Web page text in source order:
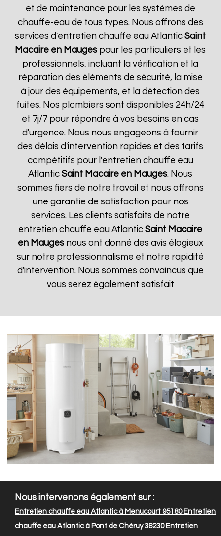
et de maintenance pour les systèmes de
chauffe-eau de tous types. Nous offrons des
services d'entretien chauffe eau AtlanticSaint
Macaire en Mauges pour les particuliers et les
professionnels, incluant la vérification et la
réparation des éléments de sécurité, la mise
à jour des équipements, et la détection des
fuites. Nos plombiers sont disponibles 24h/24
et 7j/7 pour répondre à vos besoins en cas
d'urgence. Nous nous engageons à fournir
des délais d'intervention rapides et des tarifs
compétitifs pour l'entretien chauffe eau
AtlanticSaint Macaire en Mauges. Nous
sommes fiers de notre travail et nous offrons
une garantie de satisfaction pour nos
services. Les clients satisfaits de notre
entretien chauffe eau AtlanticSaint Macaire
en Maugesnous ont donné des avis élogieux
sur notre professionnalisme et notre rapidité
d'intervention. Nous sommes convaincus que
vous serez également satisfait
Nous intervenons également sur :
Entretien chauffe eau Atlantic à Menucourt 95180Entretien
chauffe eau Atlantic à Pont de Chéruy 38230Entretien